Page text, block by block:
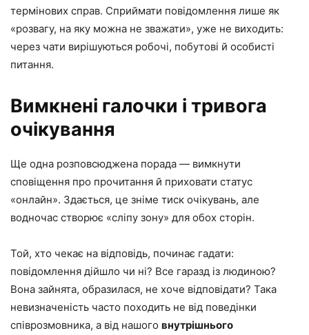
термінових справ. Сприймати повідомлення лише як
«розвагу, на яку можна не зважати», уже не виходить:
через чати вирішуються робочі, побутові й особисті
питання.
Вимкнені галочки і тривога
очікування
Ще одна розповсюджена порада — вимкнути
сповіщення про прочитання й приховати статус
«онлайн». Здається, це зніме тиск очікувань, але
водночас створює «сліпу зону» для обох сторін.
Той, хто чекає на відповідь, починає гадати:
повідомлення дійшло чи ні? Все гаразд із людиною?
Вона зайнята, образилася, не хоче відповідати? Така
невизначеність часто походить не від поведінки
співрозмовника, а від нашого внутрішнього